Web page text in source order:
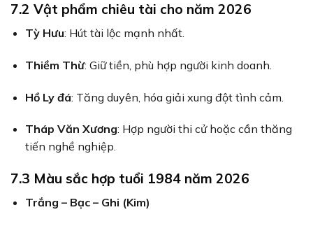
7.2 Vật phẩm chiêu tài cho năm 2026
Tỳ Hưu: Hút tài lộc mạnh nhất.
Thiềm Thừ: Giữ tiền, phù hợp người kinh doanh.
Hồ Ly đá: Tăng duyên, hóa giải xung đột tình cảm.
Tháp Văn Xương: Hợp người thi cử hoặc cần thăng
tiến nghề nghiệp.
7.3 Màu sắc hợp tuổi 1984 năm 2026
Trắng – Bạc – Ghi (Kim)